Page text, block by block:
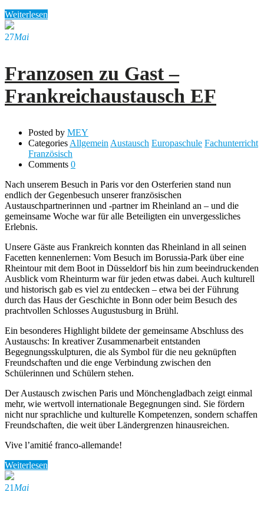
Weiterlesen
27Mai
Franzosen zu Gast –
Frankreichaustausch EF
Posted by MEY
Categories Allgemein Austausch Europaschule Fachunterricht
Französisch
Comments 0
Nach unserem Besuch in Paris vor den Osterferien stand nun
endlich der Gegenbesuch unserer französischen
Austauschpartnerinnen und -partner im Rheinland an – und die
gemeinsame Woche war für alle Beteiligten ein unvergessliches
Erlebnis.
Unsere Gäste aus Frankreich konnten das Rheinland in all seinen
Facetten kennenlernen: Vom Besuch im Borussia-Park über eine
Rheintour mit dem Boot in Düsseldorf bis hin zum beeindruckenden
Ausblick vom Rheinturm war für jeden etwas dabei. Auch kulturell
und historisch gab es viel zu entdecken – etwa bei der Führung
durch das Haus der Geschichte in Bonn oder beim Besuch des
prachtvollen Schlosses Augustusburg in Brühl.
Ein besonderes Highlight bildete der gemeinsame Abschluss des
Austauschs: In kreativer Zusammenarbeit entstanden
Begegnungsskulpturen, die als Symbol für die neu geknüpften
Freundschaften und die enge Verbindung zwischen den
Schülerinnen und Schülern stehen.
Der Austausch zwischen Paris und Mönchengladbach zeigt einmal
mehr, wie wertvoll internationale Begegnungen sind. Sie fördern
nicht nur sprachliche und kulturelle Kompetenzen, sondern schaffen
Freundschaften, die weit über Ländergrenzen hinausreichen.
Vive l’amitié franco-allemande!
Weiterlesen
21 Mai